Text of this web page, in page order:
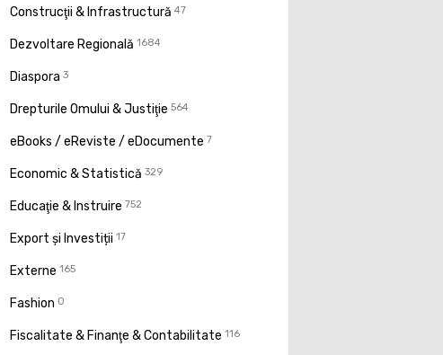
Construcţii & Infrastructură 47
Dezvoltare Regională 1684
Diaspora 3
Drepturile Omului & Justiţie 564
eBooks / eReviste / eDocumente 7
Economic & Statistică 329
Educaţie & Instruire 752
Export și Investiții 17
Externe 165
Fashion 0
Fiscalitate & Finanţe & Contabilitate 116